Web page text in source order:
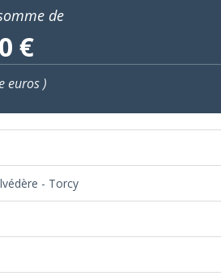
de
€
euros )
- Torcy